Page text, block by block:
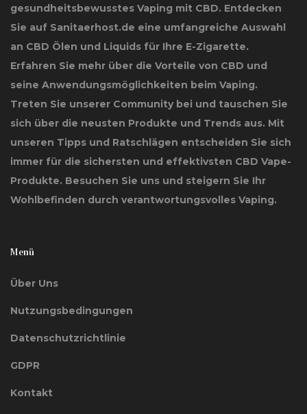
gesundheitsbewusstes Vaping mit CBD. Entdecken
Sie auf Sanitaerhost.de eine umfangreiche Auswahl
an CBD Ölen und Liquids für Ihre E-Zigarette.
Erfahren Sie mehr über die Vorteile von CBD und
seine Anwendungsmöglichkeiten beim Vaping.
Treten Sie unserer Community bei und tauschen Sie
sich über die neusten Produkte und Trends aus. Mit
unseren Tipps und Ratschlägen entscheiden Sie sich
immer für die sichersten und effektivsten CBD Vape-
Produkte. Besuchen Sie uns und steigern Sie Ihr
Wohlbefinden durch verantwortungsvolles Vaping.
Menü
Über Uns
Nutzungsbedingungen
Datenschutzrichtlinie
GDPR
Kontakt